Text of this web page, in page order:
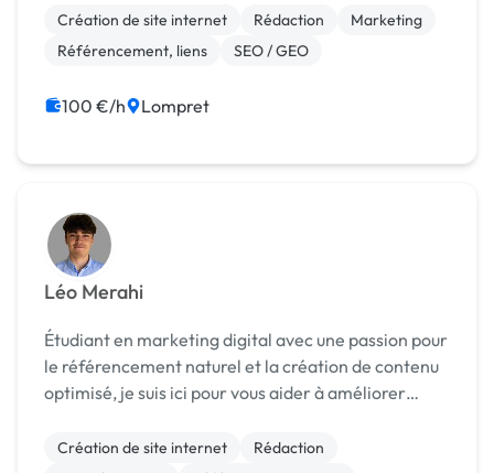
de dix ans, j’accompagne TPE, PME, ...
Création de site internet Rédaction
Marketing
Référencement, liens
SEO / GEO
100 €/h Lompret
Léo Merahi
Étudiant en marketing digital avec une passion pour
le référencement naturel et la création de contenu
optimisé, je suis ici pour vous aider à améliorer
en alternance en tant qu'assistant S...
Création de site internet
Rédaction